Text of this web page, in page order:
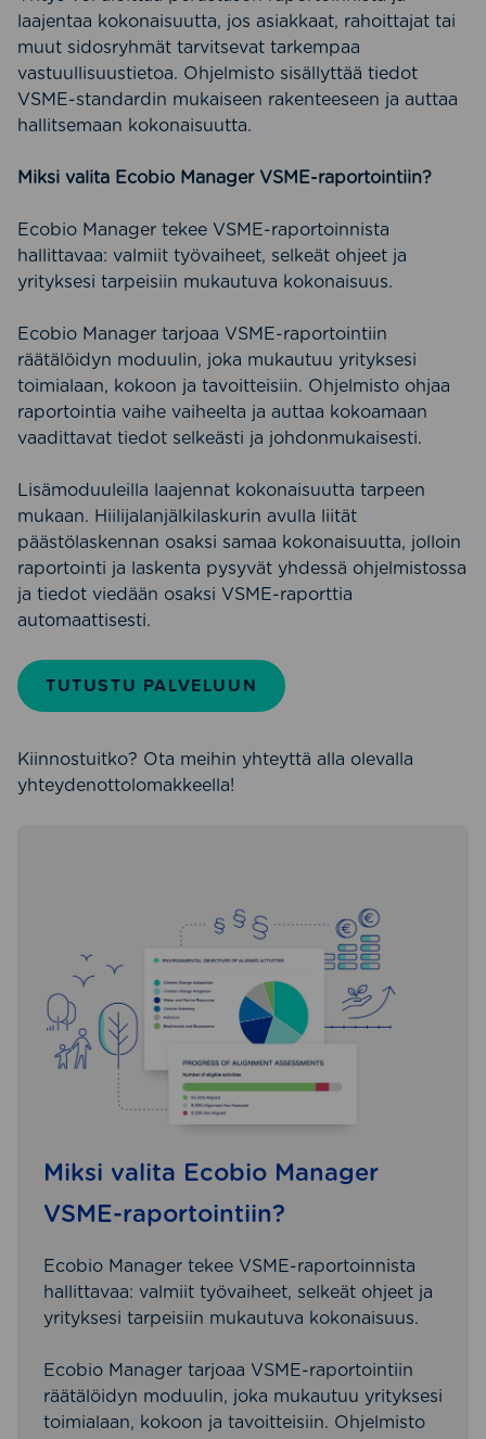
laajentaa kokonaisuutta, jos asiakkaat, rahoittajat tai
muut sidosryhmät tarvitsevat tarkempaa
vastuullisuustietoa. Ohjelmisto sisällyttää tiedot
VSME-standardin mukaiseen rakenteeseen ja auttaa
hallitsemaan kokonaisuutta.
Miksi valita Ecobio Manager VSME-raportointiin?
Ecobio Manager tekee VSME-raportoinnista
hallittavaa: valmiit työvaiheet, selkeät ohjeet ja
yrityksesi tarpeisiin mukautuva kokonaisuus.
Ecobio Manager tarjoaa VSME-raportointiin
räätälöidyn moduulin, joka mukautuu yrityksesi
toimialaan, kokoon ja tavoitteisiin. Ohjelmisto ohjaa
raportointia vaihe vaiheelta ja auttaa kokoamaan
vaadittavat tiedot selkeästi ja johdonmukaisesti.
Lisämoduuleilla laajennat kokonaisuutta tarpeen
mukaan. Hiilijalanjälkilaskurin avulla liität
päästölaskennan osaksi samaa kokonaisuutta, jolloin
raportointi ja laskenta pysyvät yhdessä ohjelmistossa
ja tiedot viedään osaksi VSME-raporttia
automaattisesti.
TUTUSTU PALVELUUN
Kiinnostuitko? Ota meihin yhteyttä alla olevalla
yhteydenottolomakkeella!
Miksi valita Ecobio Manager
VSME-raportointiin?
Ecobio Manager tekee VSME-raportoinnista
hallittavaa: valmiit työvaiheet, selkeät ohjeet ja
yrityksesi tarpeisiin mukautuva kokonaisuus.
Ecobio Manager tarjoaa VSME-raportointiin
räätälöidyn moduulin, joka mukautuu yrityksesi
toimialaan, kokoon ja tavoitteisiin. Ohjelmisto